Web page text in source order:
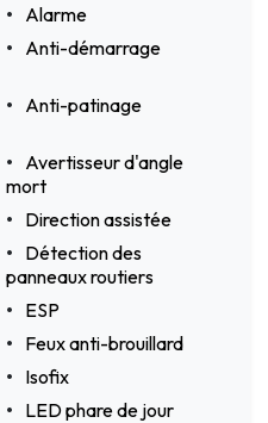
Alarme
Anti-démarrage
Anti-patinage
Avertisseur d'angle
mort
Direction assistée
Détection des
panneaux routiers
ESP
Feux anti-brouillard
Isofix
LED phare de jour